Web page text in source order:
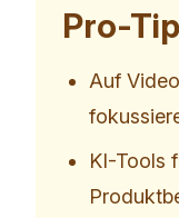
Pro-
Auf
KI-Tools